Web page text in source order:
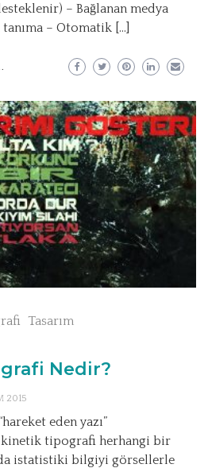
– Bağlanan medya
– Otomatik […]
Tasarım
Nedir?
2015
eden yazı”
kinetik tipografi herhangi bir
istatistiki bilgiyi görsellerle